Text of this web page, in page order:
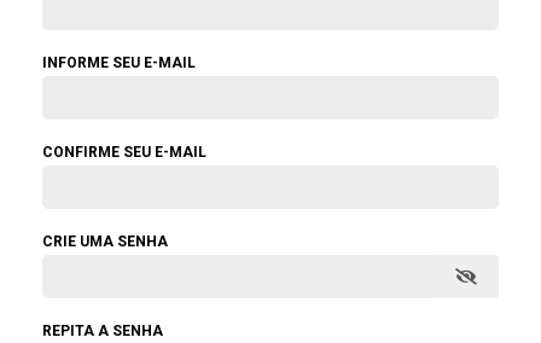
INFORME SEU E-MAIL
CONFIRME SEU E-MAIL
CRIE UMA SENHA
REPITA A SENHA